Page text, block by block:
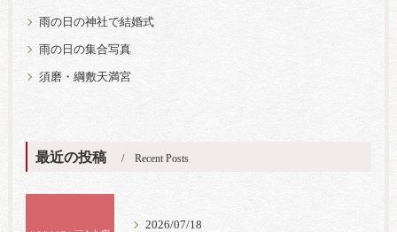
雨の日の神社で結婚式
雨の日の集合写真
須磨・綱敷天満宮
最近の投稿 Recent Posts
2026/07/18